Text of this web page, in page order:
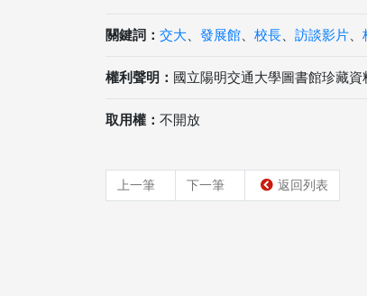
關鍵詞： 交大 發展館 校長 訪談影片
權利聲明： 國立陽明交通大學圖書館珍藏資
取用權： 不開放
上一筆 下一筆 返回列表